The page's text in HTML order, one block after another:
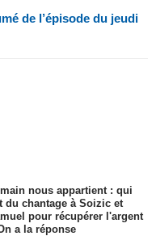
de l’épisode du jeudi
nous appartient : qui
du chantage à Soizic et
pour récupérer l'argent
a la réponse